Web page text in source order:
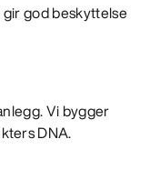
god beskyttelse
Vi bygger
DNA.